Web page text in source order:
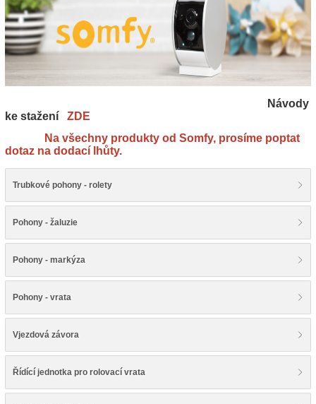
Návody
ke stažení ZDE
Na všechny produkty od Somfy, prosíme poptat
dotaz na dodací lhůty.
Trubkové pohony - rolety
Pohony - žaluzie
Pohony - markýza
Pohony - vrata
Vjezdová závora
Řídící jednotka pro rolovací vrata